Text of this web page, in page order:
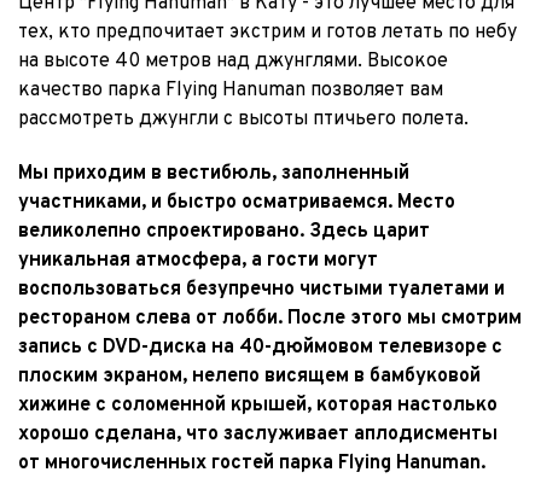
тех, кто предпочитает экстрим и готов летать по небу
на высоте 40 метров над джунглями. Высокое
качество парка Flying Hanuman позволяет вам
рассмотреть джунгли с высоты птичьего полета.
Мы приходим в вестибюль, заполненный
участниками, и быстро осматриваемся. Место
великолепно спроектировано. Здесь царит
уникальная атмосфера, а гости могут
воспользоваться безупречно чистыми туалетами и
рестораном слева от лобби. После этого мы смотрим
запись с DVD-диска на 40-дюймовом телевизоре с
плоским экраном, нелепо висящем в бамбуковой
хижине с соломенной крышей, которая настолько
хорошо сделана, что заслуживает аплодисменты
от многочисленных гостей парка Flying Hanuman.